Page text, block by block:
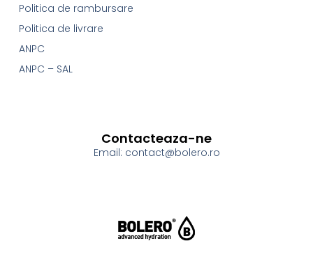
Politica de rambursare
Politica de livrare
ANPC
ANPC – SAL
Contacteaza-ne
Email: contact@bolero.ro